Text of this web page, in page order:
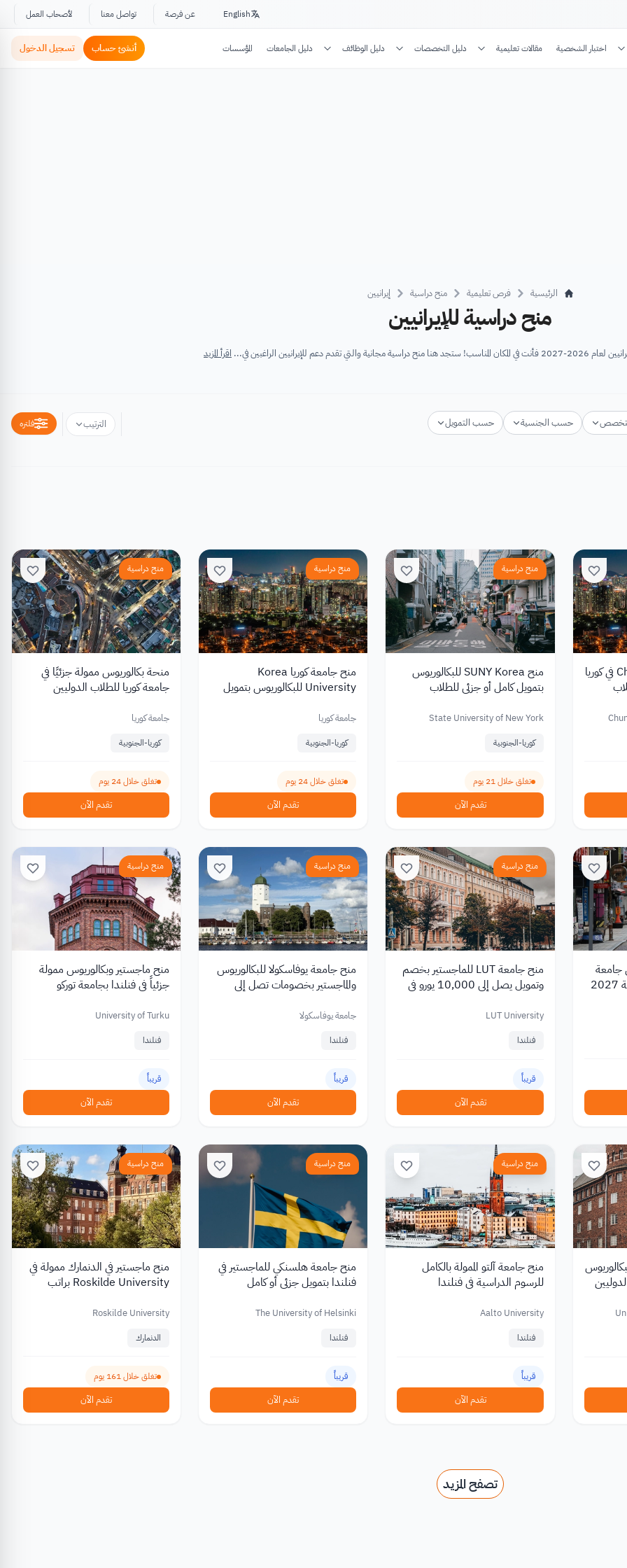
English عن فرصة تواصل معنا لأصحاب العمل
اختبار الشخصية مقالات تعليمية دليل التخصصات دليل الوظائف دليل الجامعات المؤسسات أنشئ حساب تسجيل الدخول
الرئيسية فرص تعليمية منح دراسية إيرانيين
منح دراسية للإيرانيين
دعم للإيرانيين الراغبين في... اقرأ المزيد
حسب الجنسية حسب التمويل الترتيب فلتره
منح Chungkang College في كوريا
منح دراسية
منح SUNY Korea للبكالوريوس
بتمويل كامل أو جزئي للطلاب
State University of New York
كوريا-الجنوبية
تغلق خلال 21 يوم
تقدم الآن
منح دراسية
منح جامعة كوريا Korea
University للبكالوريوس بتمويل
2027
جامعة كوريا
كوريا-الجنوبية
تغلق خلال 24 يوم
تقدم الآن
منح دراسية
منحة بكالوريوس ممولة جزئيًا في
جامعة كوريا للطلاب الدوليين
جامعة كوريا
كوريا-الجنوبية
تغلق خلال 24 يوم
تقدم الآن
جامعة
منح دراسية
منح جامعة LUT للماجستير بخصم
وتمويل يصل إلى 10,000 يورو في
LUT University
فنلندا
قريباً
تقدم الآن
منح دراسية
منح جامعة يوفاسكولا للبكالوريوس
والماجستير بخصومات تصل إلى
جامعة يوفاسكولا
فنلندا
قريباً
تقدم الآن
منح دراسية
منح ماجستير وبكالوريوس ممولة
جزئياً في فنلندا بجامعة توركو
University of Turku
فنلندا
قريباً
تقدم الآن
منح دراسية
منح جامعة آلتو الممولة بالكامل
للرسوم الدراسية في فنلندا
Aalto University
فنلندا
قريباً
تقدم الآن
منح دراسية
منح جامعة هلسنكي للماجستير في
فنلندا بتمويل جزئي أو كامل
The University of Helsinki
فنلندا
قريباً
تقدم الآن
منح دراسية
منح ماجستير في الدنمارك ممولة في
Roskilde University براتب
Roskilde University
الدنمارك
تغلق خلال 161 يوم
تقدم الآن
تصفح المزيد